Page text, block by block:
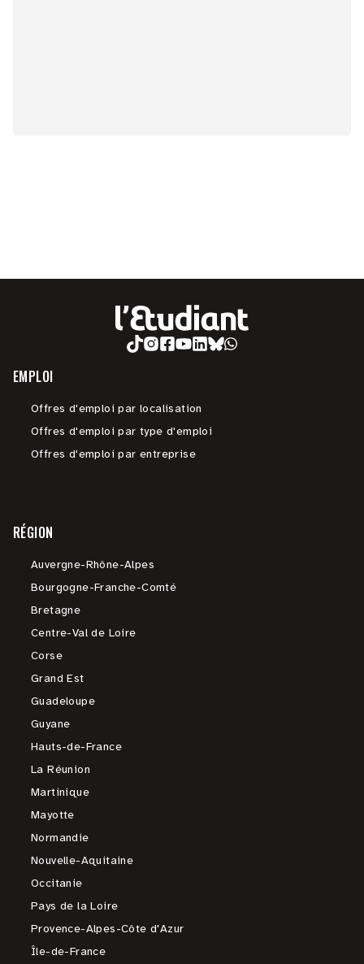
EMPLOI
Offres d'emploi par localisation
Offres d'emploi par type d'emploi
Offres d'emploi par entreprise
RÉGION
Auvergne-Rhône-Alpes
Bourgogne-Franche-Comté
Bretagne
Centre-Val de Loire
Corse
Grand Est
Guadeloupe
Guyane
Hauts-de-France
La Réunion
Martinique
Mayotte
Normandie
Nouvelle-Aquitaine
Occitanie
Pays de la Loire
Provence-Alpes-Côte d'Azur
Île-de-France